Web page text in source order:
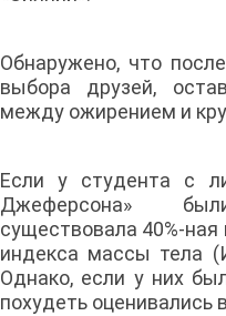
Обнаружено, что
выбора друзей,
между ожирением и
Если у студента с
Джеферсона»
существовала 40%-ная
индекса массы тела
Однако, если у них
похудеть оценивались